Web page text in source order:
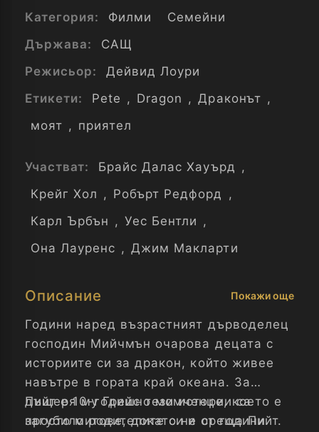
Категория: Филми
Семейни
Държава:
САЩ
Режисьор:
Дейвид Лоури
Етикети:
Pete , Dragon , Драконът ,
моят , приятел
Участват: Брайс Далас Хауърд ,
Крейг Хол , Робърт Редфорд ,
Карл Ърбън , Уес Бентли ,
Она Лауренс , Джим Макларти
Описание Покажи още
Години наред възрастният дърводелец
господин Мийчмън очарова децата с
историите си за дракон, който живее
навътре в гората край океана. За
дъщеря му Грейс тези истории са
просто митове, докато не среща Пийт.
Пийт е 10-годишно момченце, което е
загубило родителите си и от години